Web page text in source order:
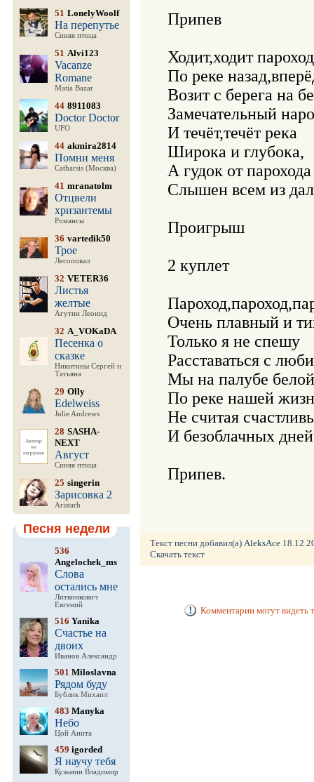
51 LonelyWoolf
На перепутье
Синяя птица
51 Alvi123
Vacanze
Romane
Matia Bazar
44 8911083
Doctor Doctor
UFO
44 akmira2814
Помни меня
Catharsis (Москва)
41 mranatolm
Отцвели
хризантемы
Романсы
36 vartedik50
Трое
Лесоповал
32 VETER36
Листья
желтые
Агутин Леонид
32 A_VOKaDA
Песенка о
сказке
Никитины Сергей и
Татьяна
29 Olly
Edelweiss
Julie Andrews
28 SASHA-
NEXT
Август
Синяя птица
25 singerin
Зарисовка 2
Aristarh
Песня недели
536
Angelochek_ms
Слова
остались мне
Литвинкович
Евгений
516 Yanika
Счастье на
двоих
Иванов Александр
501 Miloslavna
Рядом буду
Бублик Михаил
483 Manyka
Небо
Цой Анита
459 igorded
Я научу тебя
Кузьмин Владимир
Припев
Ходит,ходит пароход
По реке
Возит с берега на
Замечательный
И течёт,течёт река
Широка и глубока,
А гудок от
Слышен всем из
Проигрыш
2 куплет
Очень плавный и
Только я не спешу
Расставаться с
Мы на палубе
По реке нашей
Не считая
И безоблачных
Текст песни добавил(а) AleksAce
Скачать текст
Комментарии могут видеть